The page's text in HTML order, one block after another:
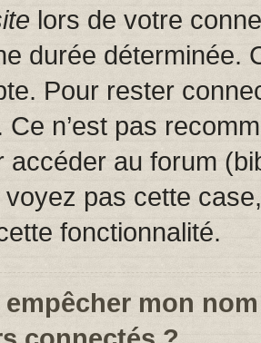
lors de votre
durée déterminée.
Pour rester
Ce n’est pas
accéder au forum
pas cette
fonctionnalité.
mon